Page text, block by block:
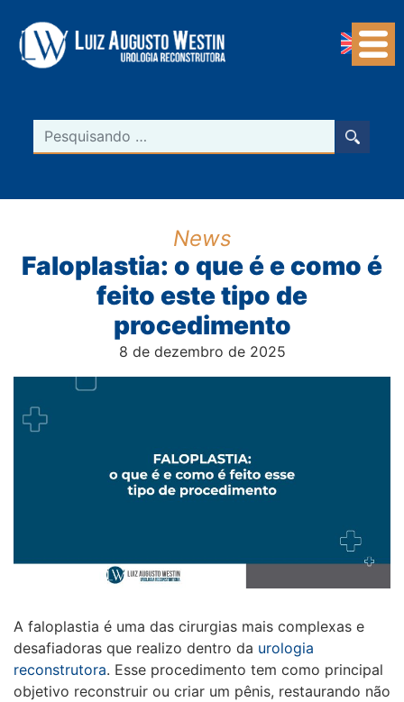
Pesquisar
News
Faloplastia: o que é e como é
feito este tipo de
procedimento
8 de dezembro de 2025
A faloplastia é uma das cirurgias mais complexas e
desafiadoras que realizo dentro da urologia
reconstrutora. Esse procedimento tem como principal
objetivo reconstruir ou criar um pênis, restaurando não